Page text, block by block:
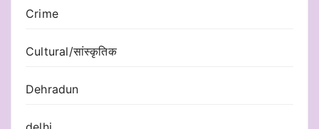
Crime
Cultural/सांस्कृतिक
Dehradun